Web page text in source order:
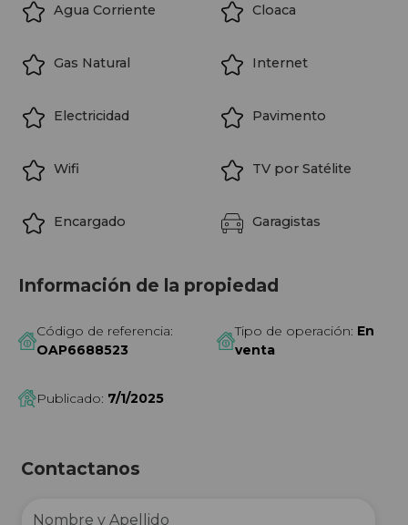
Agua Corriente Cloaca
Gas Natural Internet
Electricidad Pavimento
Wifi TV por Satélite
Encargado Garagistas
Información de la propiedad
Código de referencia:
OAP6688523
Tipo de operación: En
venta
Publicado: 7/1/2025
Contactanos